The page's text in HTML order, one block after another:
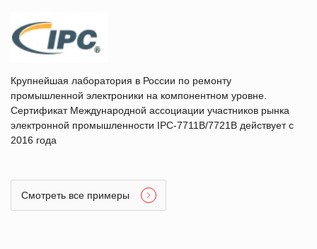
Крупнейшая лаборатория в России по ремонту
промышленной электроники на компонентном уровне.
Сертификат Международной ассоциации участников рынка
электронной промышленности IPC-7711B/7721B действует с
2016 года
Смотреть все примеры